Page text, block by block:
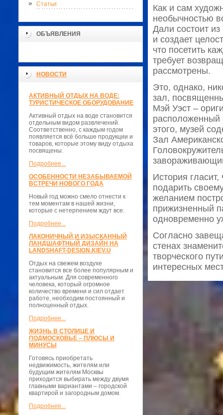
Статьи
ОБЪЯВЛЕНИЯ
НОВОСТИ
АКТИВНЫЙ ОТДЫХ НА ВОДЕ:
ТУРИСТИЧЕСКОЕ ОБОРУДОВАНИЕ
Активный отдых на воде становится
отдельным видом развлечений.
Соответственно, с каждым годом
появляется всё больше продукции и
товаров, которые этому виду отдыха
посвящены.
Подробнее...
ОСОБЕННОСТИ НЕЗАБЫВАЕМОЙ
ВСТРЕЧИ НОВОГО ГОДА
Новый год можно смело отнести к
тем моментам в нашей жизни,
которые с нетерпением ждут все.
Подробнее...
ЛАКОНИЧНЫЙ И ИЗЫСКАННЫЙ
ЛАНДШАФТНЫЙ ДИЗАЙН НА
LANDSHAFT-DESIGN.KIEV.U
Отдых на свежем воздухе
становится все более популярным и
актуальным. Для современного
человека, который огромное
количество времени и сил отдает
работе, необходим постоянный и
полноценный отдых.
Подробнее...
ЖИЗНЬ В СТОЛИЦЕ И
ПОДМОСКОВЬЕ – ПЛЮСЫ И
МИНУСЫ
Готовясь приобретать
недвижимость, жителям или
будущим жителям Москвы
приходится выбирать между двумя
главными вариантами – городской
квартирой и загородным домом.
Подробнее...
Как и сам
необычностью
Дали состоит
и создает
что посетить
требует
рассмотрены.
Это, однако,
зал,
Мэй Уэст –
расположенный
этого, музей
Зал
История
подарить
желанием
прижизненный
одновременно
Согласно
стенах
творческого
интересных